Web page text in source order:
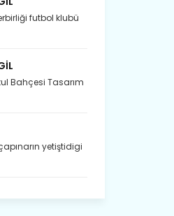
futbol klubü
Bahçesi Tasarım
yetiştidigi